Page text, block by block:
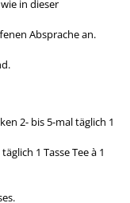
in dieser
Absprache an.
2- bis 5-mal täglich 1
1 Tasse Tee à 1